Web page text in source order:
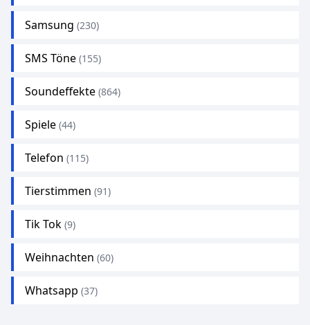
Samsung (230)
SMS Töne (155)
Soundeffekte (864)
Spiele (44)
Telefon (115)
Tierstimmen (91)
Tik Tok (9)
Weihnachten (60)
Whatsapp (37)